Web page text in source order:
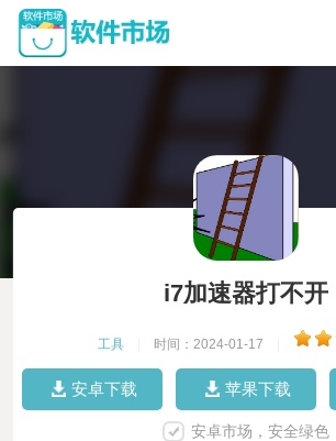
i7加速器打不开
工具 时间：2024-01-17
安卓下载 苹果下载
安卓市场，安全绿色